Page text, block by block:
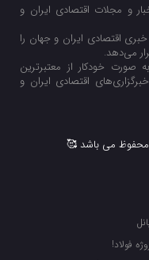
و مجلات اقتصادی ایران و
اقتصادی ایران و جهان را
می‌‌دهد.
صورت خودکار از معتبرترین
اقتصادی ایران و
محفوظ می باشد 🥰
فولاد!